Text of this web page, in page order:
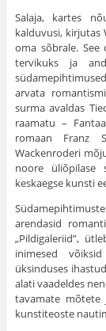
Salaja, kartes
kalduvusi, kirjutas
oma sõbrale.
tervikuks ja
arvata
surma avaldas
raamatu –
romaan Franz
Wackenroderi
noore üliõpilase
keskaegse kunsti
arendasid
„Pildigaleriid”,
inimesed
üksinduses
alati vaadeldes
tavamate mõtete
kunstiteoste